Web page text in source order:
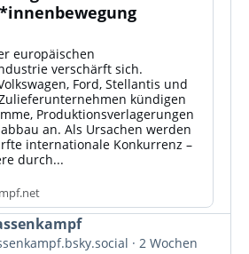
europäischen
verschärft sich.
Ford, Stellantis und
kündigen
Produktionsverlagerungen
an. Als Ursachen werden
internationale Konkurrenz –
durch...
2 Wochen